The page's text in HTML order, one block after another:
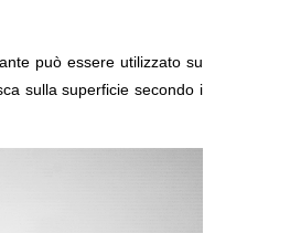
può essere utilizzato su
sulla superficie secondo i